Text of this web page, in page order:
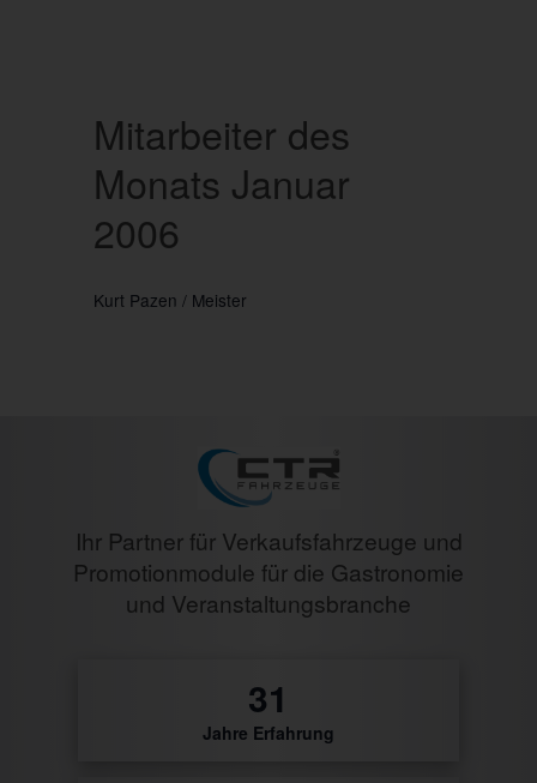
Mitarbeiter des
Monats Januar
2006
Kurt Pazen / Meister
Ihr Partner für Verkaufsfahrzeuge und
Promotionmodule für die Gastronomie
und Veranstaltungsbranche
32
Jahre Erfahrung